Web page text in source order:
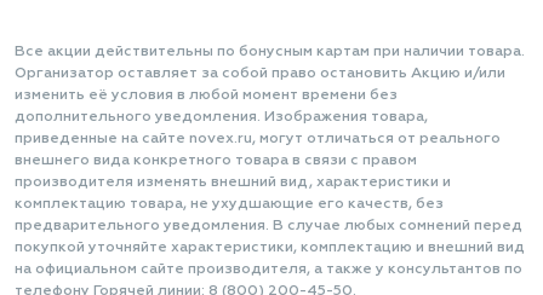
Все акции действительны по бонусным картам при наличии товара.
Организатор оставляет за собой право остановить Акцию и/или
изменить её условия в любой момент времени без
дополнительного уведомления. Изображения товара,
приведенные на сайте novex.ru, могут отличаться от реального
внешнего вида конкретного товара в связи с правом
производителя изменять внешний вид, характеристики и
комплектацию товара, не ухудшающие его качеств, без
предварительного уведомления. В случае любых сомнений перед
покупкой уточняйте характеристики, комплектацию и внешний вид
на официальном сайте производителя, а также у консультантов по
телефону Горячей линии: 8 (800) 200-45-50.